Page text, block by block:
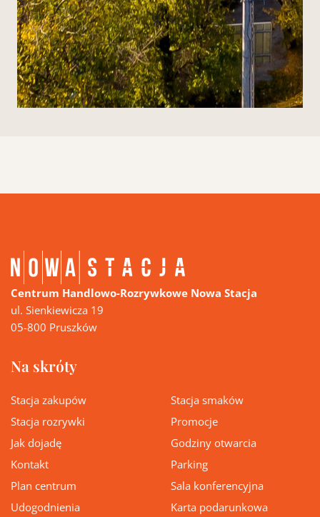
Centrum Handlowo-Rozrywkowe Nowa Stacja
ul. Sienkiewicza 19
05-800 Pruszków
Na skróty
Stacja zakupów
Stacja smaków
Stacja rozrywki
Promocje
Jak dojadę
Godziny otwarcia
Kontakt
Parking
Plan centrum
Sala konferencyjna
Udogodnienia
Karta podarunkowa